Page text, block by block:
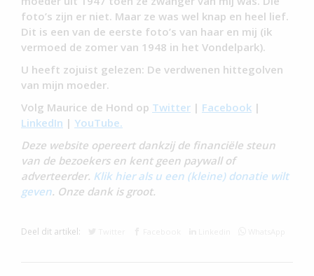
foto’s zijn er niet. Maar ze was wel knap en heel lief.
Dit is een van de eerste foto’s van haar en mij (ik
vermoed de zomer van 1948 in het Vondelpark).
U heeft zojuist gelezen: De verdwenen hittegolven
van mijn moeder.
Volg Maurice de Hond op Twitter | Facebook |
LinkedIn | YouTube.
Deze website opereert dankzij de financiële steun
van de bezoekers en kent geen paywall of
adverteerder. Klik hier als u een (kleine) donatie wilt
geven. Onze dank is groot.
Deel dit artikel: